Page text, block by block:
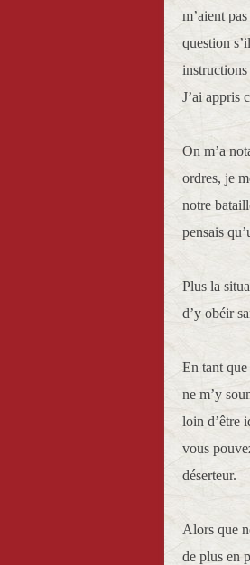
m’aient
question
instructions
J’ai appris
On m’a
ordres, je
notre
pensais
Plus la
d’y obéir
En tant
ne m’y
loin d’être
vous
déserteur.
Alors que
de plus en